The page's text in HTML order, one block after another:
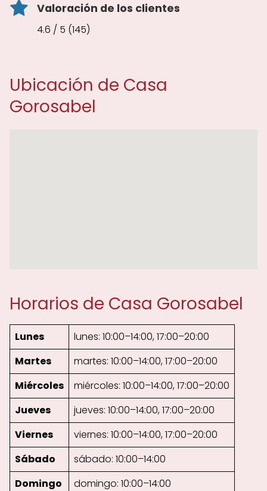
Valoración de los clientes
4.6 / 5 (145)
Ubicación de Casa
Gorosabel
Horarios de Casa Gorosabel
Lunes
lunes: 10:00–14:00, 17:00–20:00
Martes
martes: 10:00–14:00, 17:00–20:00
Miércoles
miércoles: 10:00–14:00, 17:00–20:00
Jueves
jueves: 10:00–14:00, 17:00–20:00
Viernes
viernes: 10:00–14:00, 17:00–20:00
Sábado
sábado: 10:00–14:00
Domingo
domingo: 10:00–14:00